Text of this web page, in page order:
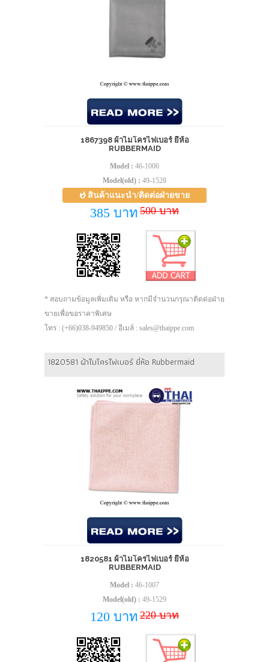
1867398 ผ้าไมโครไฟเบอร์ ยี่ห้อ
RUBBERMAID
Model : 46-1006
Model(old) : 49-1528
สินค้าแนะนำ/ติดต่อฝ่ายขาย
385 บาท 500 บาท
* สอบถามข้อมูลเพิ่มเติม หรือ หากมีจำนวนกรุณาติดต่อฝ่าย
ขายเพื่อขอราคาพิเศษ
โทร : (+66)038-949850 / อีเมล์ : sales@thaippe.com
1820581 ผ้าไมโครไฟเบอร์ ยี่ห้อ Rubbermaid
1820581 ผ้าไมโครไฟเบอร์ ยี่ห้อ
RUBBERMAID
Model : 46-1007
Model(old) : 49-1529
120 บาท 220 บาท